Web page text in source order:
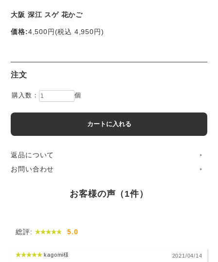
んだ、美しい仕上がりです。
小物入れとしてはもちろん、小さな花瓶や落としをいれて、
草花との組み合わせもぜひ楽しんでみて下さい。
大阪 深江 スゲ 花かご
価格:4,500円 (税込 4,950円)
注文
購入数： 個
返品について
お問い合わせ
お客様の声（1件）
総評: 5.0
kagomi様 2021/04/14